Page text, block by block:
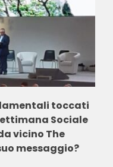
toccati
Sociale
vicino The
messaggio?